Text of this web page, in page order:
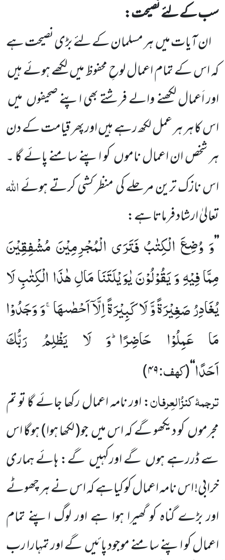
سب کے لئے نصیحت:
ان آیات میںہر مسلمان کے لئے بڑی نصیحت ہے
کہ اس کے تمام اعمال لوحِ محفوظ میںلکھے ہوئے ہیں
اوراَعمال لکھنے والے فرشتے بھی اپنے صحیفوںمیں
اس کا ہر ہر عمل لکھ رہے ہیں اورپھر قیامت کے دن
ہر شخص ان اعمالناموںکو اپنے سامنے پائے گا ۔
اس نازک ترین مرحلے کی منظر کشی کرتے ہوئےاللہ
تعالیٰ ارشاد فرماتا ہے:
’’وَ وُضِعَ الْكِتٰبُ فَتَرَى الْمُجْرِمِیْنَ مُشْفِقِیْنَ
مِمَّا فِیْهِ وَ یَقُوْلُوْنَ یٰوَیْلَتَنَا مَالِ هٰذَا الْكِتٰبِ لَا
یُغَادِرُ صَغِیْرَةً وَّ لَا كَبِیْرَةً اِلَّاۤ اَحْصٰىهَاۚ-وَ وَجَدُوْا
مَا عَمِلُوْا حَاضِرًاؕ-وَ لَا یَظْلِمُ رَبُّكَ
اَحَدًا‘‘
(کہف:۴۹)
ترجمۂکنزُالعِرفان:اور نامہ اعمال رکھا جائے گا تو تم
مجرموںکو دیکھو گے کہ اس میںجو( لکھا ہوا)ہوگا اس
سے ڈررہے ہوںگے اورکہیںگے: ہائے ہماری
خرابی! اس نامہ اعمال کوکیاہے کہ اس نے ہر چھوٹے
اور بڑے گناہ کو گھیرا ہوا ہے اورلوگ اپنے تمام
اعمال کو اپنے سامنے موجود پائیںگے اور تمہارا رب